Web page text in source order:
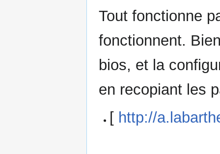
Tout fonctionne
fonctionnent.
bios, et la
en recopiant les
[ http://